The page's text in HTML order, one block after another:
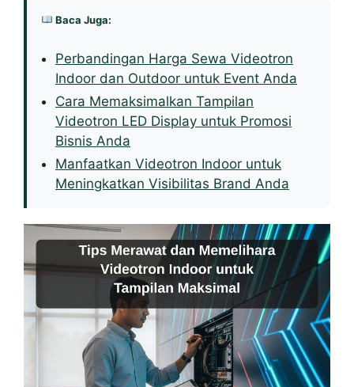
Baca Juga:
Perbandingan Harga Sewa Videotron
Indoor dan Outdoor untuk Event Anda
Cara Memaksimalkan Tampilan
Videotron LED Display untuk Promosi
Bisnis Anda
Manfaatkan Videotron Indoor untuk
Meningkatkan Visibilitas Brand Anda